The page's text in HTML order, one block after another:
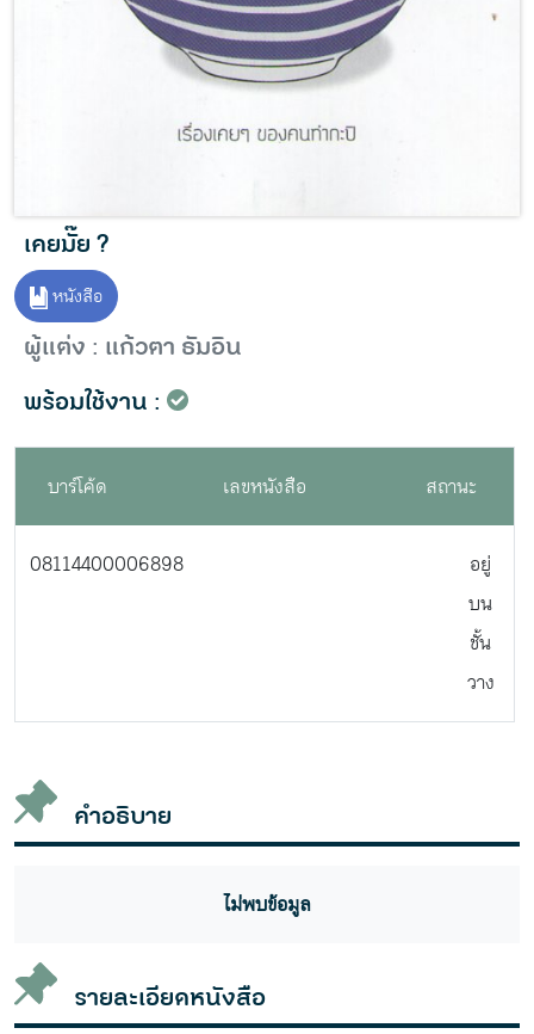
เคยมั๊ย ?
หนังสือ
ผู้แต่ง : แก้วตา ธัมอิน
พร้อมใช้งาน :
บาร์โค้ด เลขหนังสือ สถานะ
08114400006898
อยู่
บน
ชั้น
วาง
คำอธิบาย
ไม่พบข้อมูล
รายละเอียดหนังสือ